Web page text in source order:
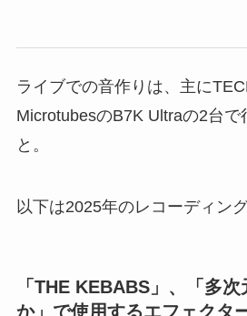
ライブでの音作りは、主に
MicrotubesのB7K Ultraの2台で
と。
以下は2025年のレコーディン
「THE KEBABS」、「多
か」で使用するエフェクタ